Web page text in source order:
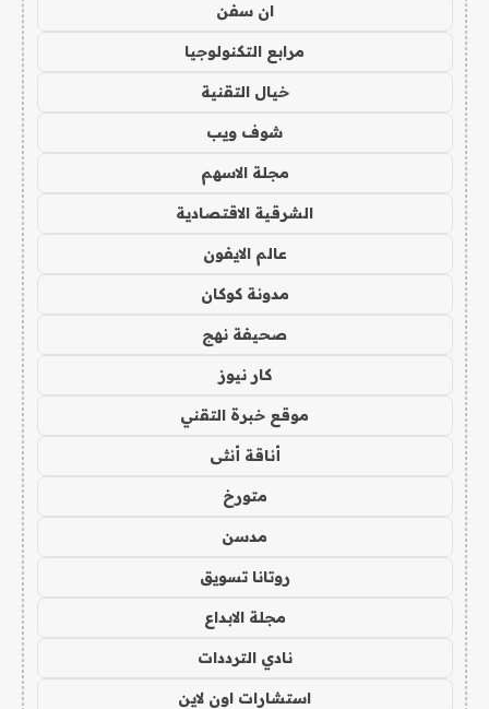
ان سفن
مرابع التكنولوجيا
خيال التقنية
شوف ويب
مجلة الاسهم
الشرقية الاقتصادية
عالم الايفون
مدونة كوكان
صحيفة نهج
كار نيوز
موقع خبرة التقني
أناقة أنثى
متورخ
مدسن
روتانا تسويق
مجلة الابداع
نادي الترددات
استشارات اون لاين